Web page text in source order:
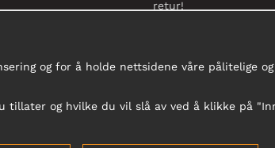
retur!
og for å holde nettsidene våre pålitelige
tillater og hvilke du vil slå av ved å klikke på